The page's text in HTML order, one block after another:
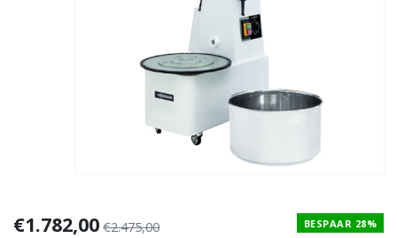
€1.782,00 €2.475,00 BESPAAR 28%